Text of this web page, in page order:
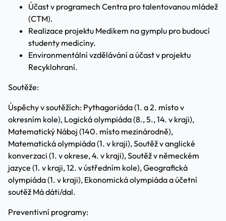
Účast v programech Centra pro talentovanou mládež
(CTM).
Realizace projektu Medikem na gymplu pro budoucí
studenty medicíny.
Environmentální vzdělávání a účast v projektu
Recyklohraní.
Soutěže:
Úspěchy v soutěžích: Pythagoriáda (1. a 2. místo v
okresním kole), Logická olympiáda (8., 5., 14. v kraji),
Matematický Náboj (140. místo mezinárodně),
Matematická olympiáda (1. v kraji), Soutěž v anglické
konverzaci (1. v okrese, 4. v kraji), Soutěž v německém
jazyce (1. v kraji, 12. v ústředním kole), Geografická
olympiáda (1. v kraji), Ekonomická olympiáda a účetní
soutěž Má dáti/dal.
Preventivní programy: